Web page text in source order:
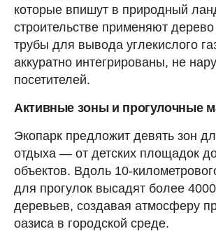
которые впишут в природный
строительстве применяют
трубы для вывода углекислого
аккуратно интегрированы, не
посетителей.
Активные зоны и прогулочные
Экопарк предложит девять зон
отдыха — от детских площадок
объектов. Вдоль 10-
для прогулок высадят более
деревьев, создавая атмосферу
оазиса в городской среде.